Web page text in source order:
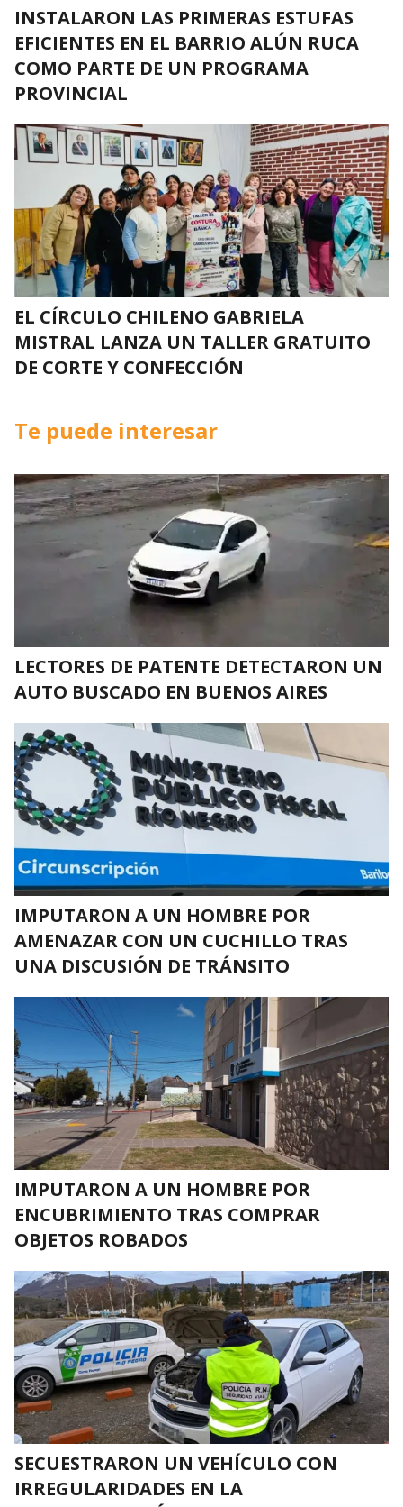
INSTALARON LAS PRIMERAS ESTUFAS
EFICIENTES EN EL BARRIO ALÚN RUCA
COMO PARTE DE UN PROGRAMA
PROVINCIAL
EL CÍRCULO CHILENO GABRIELA
MISTRAL LANZA UN TALLER GRATUITO
DE CORTE Y CONFECCIÓN
Te puede interesar
LECTORES DE PATENTE DETECTARON UN
AUTO BUSCADO EN BUENOS AIRES
IMPUTARON A UN HOMBRE POR
AMENAZAR CON UN CUCHILLO TRAS
UNA DISCUSIÓN DE TRÁNSITO
IMPUTARON A UN HOMBRE POR
ENCUBRIMIENTO TRAS COMPRAR
OBJETOS ROBADOS
SECUESTRARON UN VEHÍCULO CON
IRREGULARIDADES EN LA